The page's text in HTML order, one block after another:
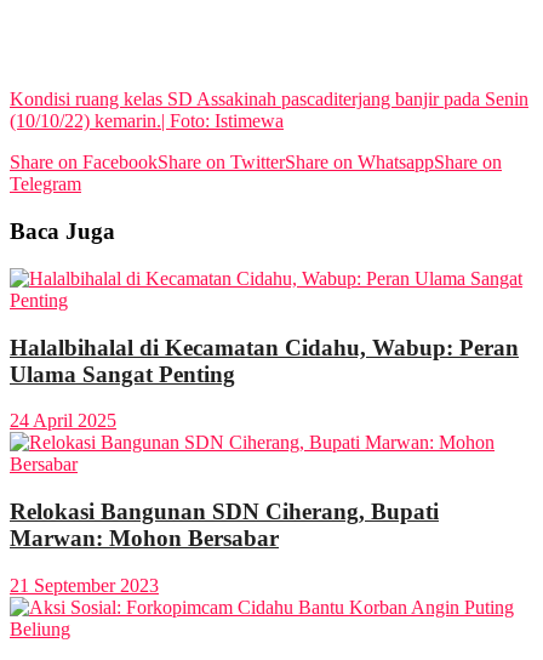
Kondisi ruang kelas SD Assakinah pascaditerjang banjir pada Senin
(10/10/22) kemarin.| Foto: Istimewa
Share on FacebookShare on TwitterShare on WhatsappShare on
Telegram
Baca Juga
Halalbihalal di Kecamatan Cidahu, Wabup: Peran
Ulama Sangat Penting
24 April 2025
Relokasi Bangunan SDN Ciherang, Bupati
Marwan: Mohon Bersabar
21 September 2023